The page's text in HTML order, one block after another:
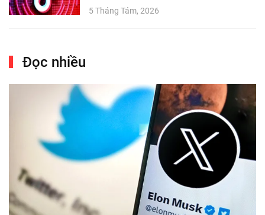
5 Tháng Tám, 2026
Đọc nhiều